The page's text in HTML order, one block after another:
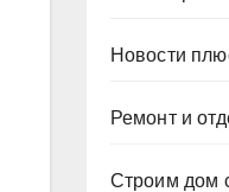
Новости
Ремонт и
Строим дом